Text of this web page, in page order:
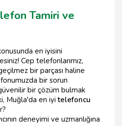
Tamiri ve
en iyisini
Cep telefonlarımız,
bir parçası haline
bir sorun
güvenilir bir çözüm bulmak
Muğla'da en iyitelefoncu
deneyimi ve uzmanlığına